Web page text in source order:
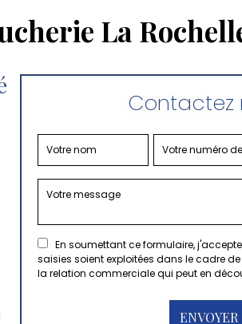
La
Contactez
En soumettant ce formulaire,
saisies soient exploitées dans le cadre
la relation commerciale qui peut en